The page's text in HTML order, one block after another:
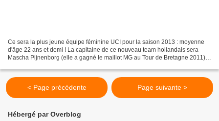
Ce sera la plus jeune équipe féminine UCI pour la saison 2013 : moyenne
d'âge 22 ans et demi ! La capitaine de ce nouveau team hollandais sera
Mascha Pijnenborg (elle a gagné le maillot MG au Tour de Bretagne 2011).
< Page précédente Page suivante >
Hébergé par Overblog